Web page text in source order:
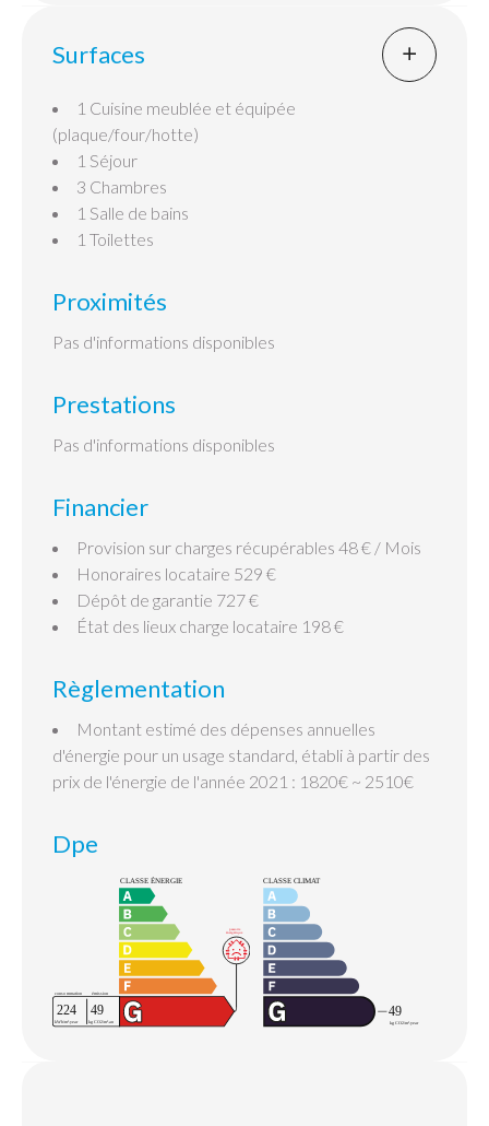
Surfaces
1 Cuisine meublée et équipée
(plaque/four/hotte)
1 Séjour
3 Chambres
1 Salle de bains
1 Toilettes
Proximités
Pas d'informations disponibles
Prestations
Pas d'informations disponibles
Financier
Provision sur charges récupérables 48 € / Mois
Honoraires locataire 529 €
Dépôt de garantie 727 €
État des lieux charge locataire 198 €
Règlementation
Montant estimé des dépenses annuelles
d'énergie pour un usage standard, établi à partir des
prix de l'énergie de l'année 2021 : 1820€ ~ 2510€
Dpe